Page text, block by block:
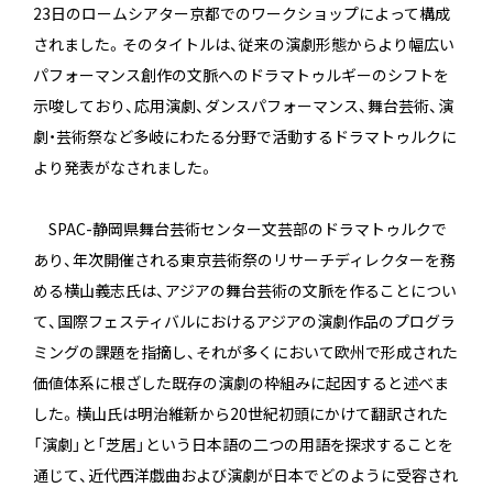
23日のロームシアター京都でのワークショップによって構成
されました。そのタイトルは、従来の演劇形態からより幅広い
パフォーマンス創作の文脈へのドラマトゥルギーのシフトを
示唆しており、応用演劇、ダンスパフォーマンス、舞台芸術、演
劇・芸術祭など多岐にわたる分野で活動するドラマトゥルクに
より発表がなされました。
SPAC-静岡県舞台芸術センター文芸部のドラマトゥルクで
あり、年次開催される東京芸術祭のリサーチディレクターを務
める横山義志氏は、アジアの舞台芸術の文脈を作ることについ
て、国際フェスティバルにおけるアジアの演劇作品のプログラ
ミングの課題を指摘し、それが多くにおいて欧州で形成された
価値体系に根ざした既存の演劇の枠組みに起因すると述べま
した。横山氏は明治維新から20世紀初頭にかけて翻訳された
「演劇」と「芝居」という日本語の二つの用語を探求することを
通じて、近代西洋戯曲および演劇が日本でどのように受容され